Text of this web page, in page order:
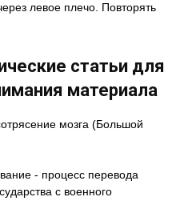
левое плечо. Повторять
статьи для
материала
мозга (Большой
- процесс перевода
с военного